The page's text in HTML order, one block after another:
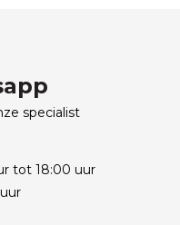
specialist
tot 18:00 uur